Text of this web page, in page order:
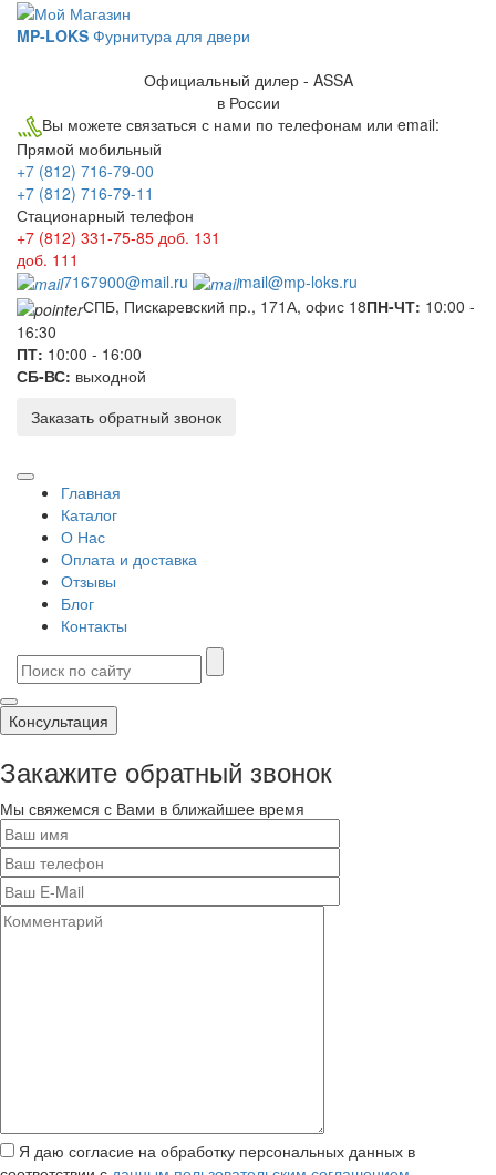
MP-LOKS Фурнитура для двери
Официальный дилер - ASSA
в России
Вы можете связаться с нами по телефонам или email:
Прямой мобильный
+7 (812) 716-79-00
+7 (812) 716-79-11
Стационарный телефон
+7 (812) 331-75-85 доб. 131
доб. 111
7167900@mail.ru
mail@mp-loks.ru
СПБ, Пискаревский пр., 171А, офис 18ПН-ЧТ: 10:00 -
16:30
ПТ: 10:00 - 16:00
СБ-ВС: выходной
Заказать обратный звонок
Главная
Каталог
О Нас
Оплата и доставка
Отзывы
Блог
Контакты
Консультация
Закажите обратный звонок
Мы свяжемся с Вами в ближайшее время
Я даю согласие на обработку персональных данных в